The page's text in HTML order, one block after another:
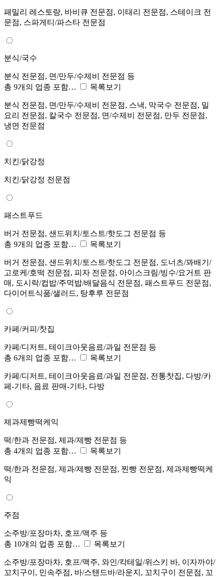
패밀리 레스토랑, 바비큐 전문점, 이태리 전문점, 스테이크 전
문점, 스파게티/파스타 전문점
분식/국수
분식 전문점, 면/만두/수제비 전문점 등
총 9개의 업종 포함…
목록보기
분식 전문점, 면/만두/수제비 전문점, 스낵, 막국수 전문점, 밀
요리 전문점, 칼국수 전문점, 면/수제비 전문점, 만두 전문점,
냉면 전문점
치킨/닭강정
치킨/닭강정 전문점
패스트푸드
버거 전문점, 샌드위치/토스트/핫도그 전문점 등
총 9개의 업종 포함…
목록보기
버거 전문점, 샌드위치/토스트/핫도그 전문점, 도너츠/꽈배기/
고로케/호떡 전문점, 피자 전문점, 아이스크림/빙수/요거트 판
매, 도시락/컵밥/주먹밥/배달음식 전문점, 패스트푸드 전문점,
다이어트식품/샐러드, 탕후루 전문점
카페/커피/찻집
카페/디저트, 테이크아웃음료/과일 전문점 등
총 6개의 업종 포함…
목록보기
카페/디저트, 테이크아웃음료/과일 전문점, 전통찻집, 다방/카
페-기타, 음료 판매-기타, 다방
제과제빵떡케익
떡/한과 전문점, 제과/제빵 전문점 등
총 4개의 업종 포함…
목록보기
떡/한과 전문점, 제과/제빵 전문점, 찐빵 전문점, 제과제빵떡케
익
주점
소주방/포장마차, 호프/맥주 등
총 10개의 업종 포함…
목록보기
소주방/포장마차, 호프/맥주, 와인/칵테일/위스키 바, 이자까야/
꼬치구이, 민속주점, 바/스탠드바/라운지, 꼬치구이 전문점, 꼬